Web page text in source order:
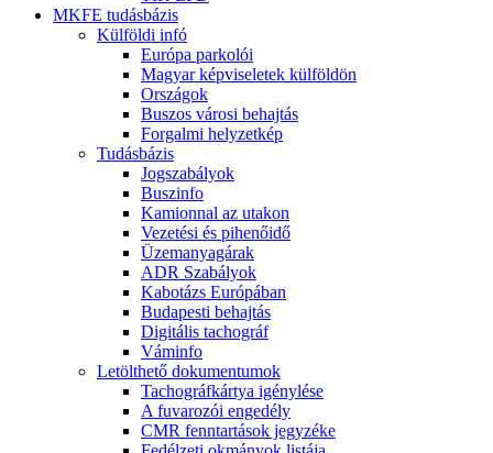
MKFE tudásbázis
Külföldi infó
Európa parkolói
Magyar képviseletek külföldön
Országok
Buszos városi behajtás
Forgalmi helyzetkép
Tudásbázis
Jogszabályok
Buszinfo
Kamionnal az utakon
Vezetési és pihenőidő
Üzemanyagárak
ADR Szabályok
Kabotázs Európában
Budapesti behajtás
Digitális tachográf
Váminfo
Letölthető dokumentumok
Tachográfkártya igénylése
A fuvarozói engedély
CMR fenntartások jegyzéke